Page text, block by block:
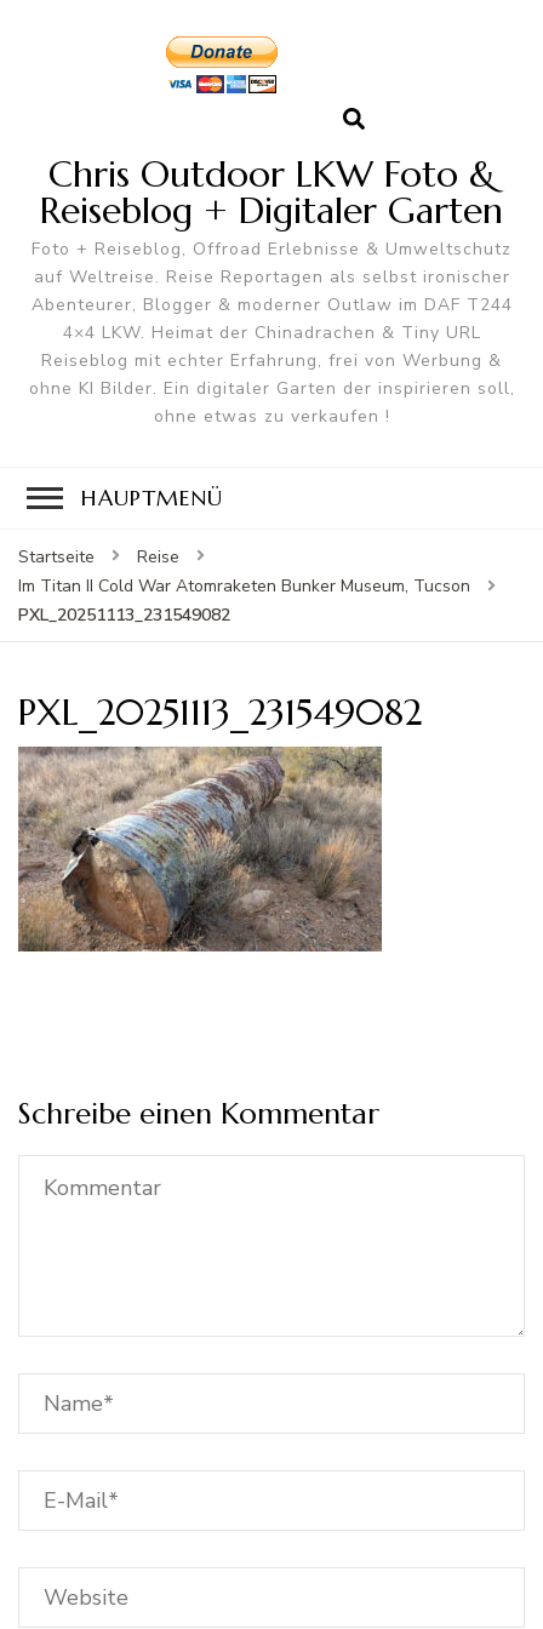
Chris Outdoor LKW Foto &
Reiseblog + Digitaler Garten
Foto + Reiseblog, Offroad Erlebnisse & Umweltschutz
auf Weltreise. Reise Reportagen als selbst ironischer
Abenteurer, Blogger & moderner Outlaw im DAF T244
4×4 LKW. Heimat der Chinadrachen & Tiny URL
Reiseblog mit echter Erfahrung, frei von Werbung &
ohne KI Bilder. Ein digitaler Garten der inspirieren soll,
ohne etwas zu verkaufen !
HAUPTMENÜ
Startseite
Reise
Im Titan II Cold War Atomraketen Bunker Museum, Tucson
PXL_20251113_231549082
PXL_20251113_231549082
Schreibe einen Kommentar